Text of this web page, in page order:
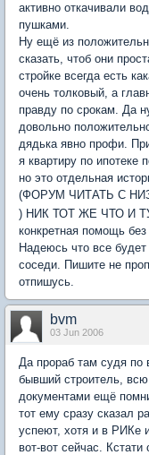
активно откачивали
пушками.
Ну ещё из
сказать, чтоб они
стройке всегда есть
очень толковый, а
правду по срокам. Да
довольно
дядька явно профи.
я квартиру по ипотеке
но это отдельная
(ФОРУМ ЧИТАТЬ С
) НИК ТОТ ЖЕ ЧТО И
конкретная помощь
Надеюсь что все
соседи. Пишите не
отпишусь.
bvm
03 Jun 2006
Да прораб там судя по
бывший строитель, всю
документами ещё
тот ему сразу сказал
успеют, хотя и в РИКе
вот-вот сейчас.